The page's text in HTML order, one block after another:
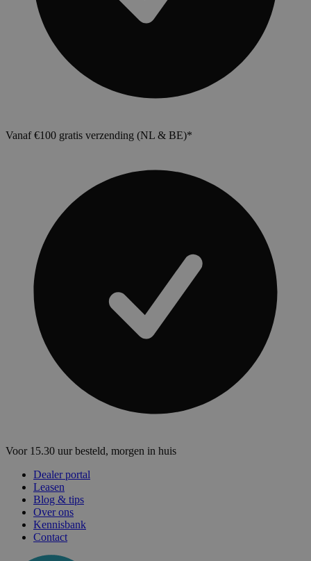
Vanaf €100 gratis verzending (NL & BE)*
Voor 15.30 uur besteld, morgen in huis
Dealer portal
Leasen
Blog & tips
Over ons
Kennisbank
Contact